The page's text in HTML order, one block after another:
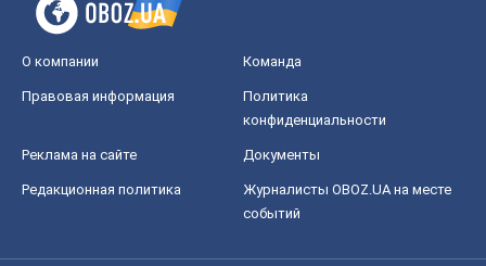
О компании Команда
Правовая информация
Политика
конфиденциальности
Реклама на сайте Документы
Редакционная политика
Журналисты OBOZ.UA на месте
событий